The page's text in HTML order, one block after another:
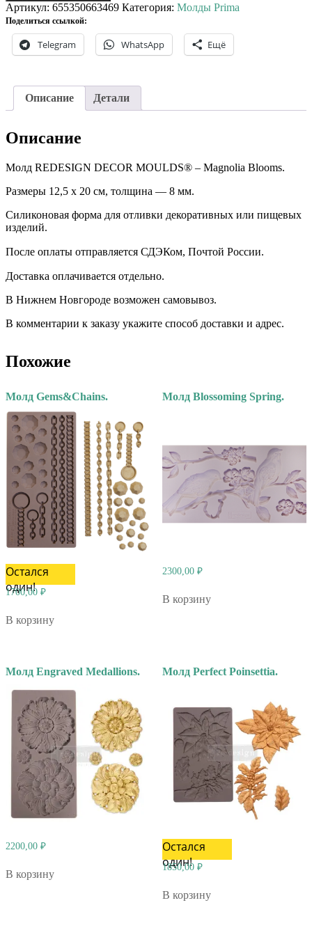
Артикул: 655350663469 Категория: Молды Prima
Поделиться ссылкой:
Telegram WhatsApp Ещё
Описание Детали
Описание
Молд REDESIGN DECOR MOULDS® – Magnolia Blooms.
Размеры 12,5 х 20 см, толщина — 8 мм.
Силиконовая форма для отливки декоративных или пищевых
изделий.
После оплаты отправляется СДЭКом, Почтой России. ⠀
Доставка оплачивается отдельно. ⠀
В Нижнем Новгороде возможен самовывоз.
В комментарии к заказу укажите способ доставки и адрес.
Похожие
Молд Gems&Chains.
Остался
один!
1700,00 ₽
В корзину
Молд Blossoming Spring.
2300,00 ₽
В корзину
Молд Engraved Medallions.
2200,00 ₽
В корзину
Молд Perfect Poinsettia.
Остался
один!
1850,00 ₽
В корзину